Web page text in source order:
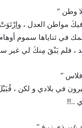
مواطن العدل ،
في ثناياها سموم
فلم يَبْقَ مِنكَ لي غير
في بلادي و لكن ،
..!!